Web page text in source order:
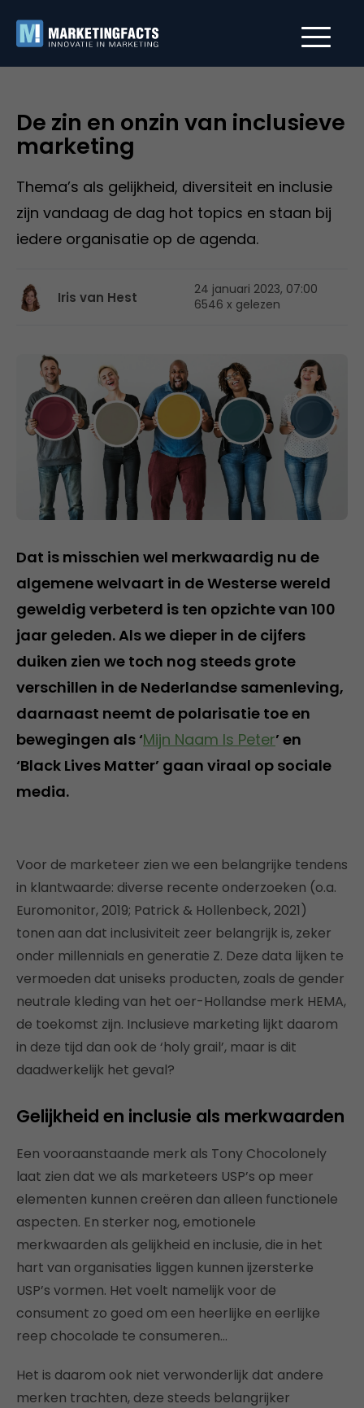
De zin en onzin van inclusieve
marketing
Thema’s als gelijkheid, diversiteit en inclusie
zijn vandaag de dag hot topics en staan bij
iedere organisatie op de agenda.
Iris van Hest
24 januari 2023, 07:00
6546 x gelezen
Dat is misschien wel merkwaardig nu de
algemene welvaart in de Westerse wereld
geweldig verbeterd is ten opzichte van 100
jaar geleden. Als we dieper in de cijfers
duiken zien we toch nog steeds grote
verschillen in de Nederlandse samenleving,
daarnaast neemt de polarisatie toe en
bewegingen als ‘Mijn Naam Is Peter’ en
‘Black Lives Matter’ gaan viraal op sociale
media.
Voor de marketeer zien we een belangrijke tendens
in klantwaarde: diverse recente onderzoeken (o.a.
Euromonitor, 2019; Patrick & Hollenbeck, 2021)
tonen aan dat inclusiviteit zeer belangrijk is, zeker
onder millennials en generatie Z. Deze data lijken te
vermoeden dat uniseks producten, zoals de gender
neutrale kleding van het oer-Hollandse merk HEMA,
de toekomst zijn. Inclusieve marketing lijkt daarom
in deze tijd dan ook de ‘holy grail’, maar is dit
daadwerkelijk het geval?
Gelijkheid en inclusie als merkwaarden
Een vooraanstaande merk als Tony Chocolonely
laat zien dat we als marketeers USP’s op meer
elementen kunnen creëren dan alleen functionele
aspecten. En sterker nog, emotionele
merkwaarden als gelijkheid en inclusie, die in het
hart van organisaties liggen kunnen ijzersterke
USP’s vormen. Het voelt namelijk voor de
consument zo goed om een heerlijke en eerlijke
reep chocolade te consumeren…
Het is daarom ook niet verwonderlijk dat andere
merken trachten, deze steeds belangrijker